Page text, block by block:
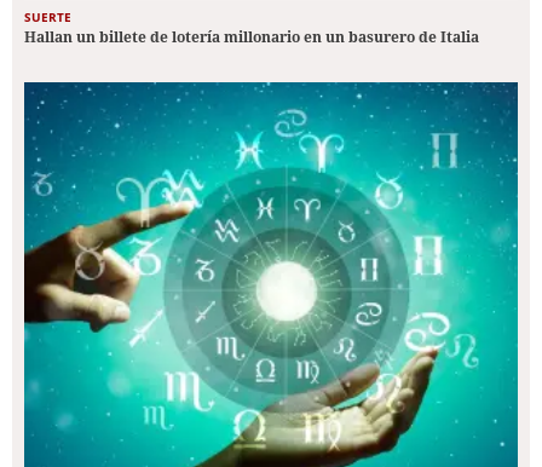
SUERTE
Hallan un billete de lotería millonario en un basurero de Italia